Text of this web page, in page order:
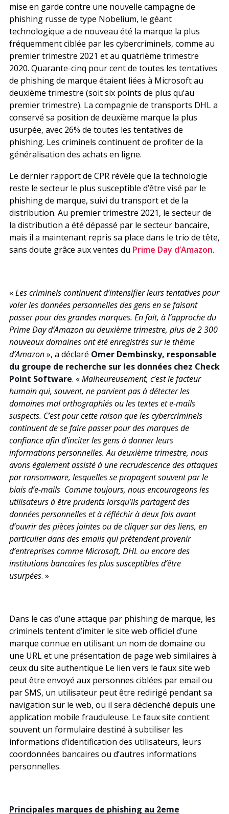
mise en garde contre une nouvelle campagne de
phishing russe de type Nobelium, le géant
technologique a de nouveau été la marque la plus
fréquemment ciblée par les cybercriminels, comme au
premier trimestre 2021 et au quatrième trimestre
2020. Quarante-cinq pour cent de toutes les tentatives
de phishing de marque étaient liées à Microsoft au
deuxième trimestre (soit six points de plus qu’au
premier trimestre). La compagnie de transports DHL a
conservé sa position de deuxième marque la plus
usurpée, avec 26% de toutes les tentatives de
phishing. Les criminels continuent de profiter de la
généralisation des achats en ligne.
Le dernier rapport de CPR révèle que la technologie
reste le secteur le plus susceptible d’être visé par le
phishing de marque, suivi du transport et de la
distribution. Au premier trimestre 2021, le secteur de
la distribution a été dépassé par le secteur bancaire,
mais il a maintenant repris sa place dans le trio de tête,
sans doute grâce aux ventes du Prime Day d’Amazon.
«Les criminels continuent d’intensifier leurs tentatives pour
voler les données personnelles des gens en se faisant
passer pour des grandes marques. En fait, à l’approche du
Prime Day d’Amazon au deuxième trimestre, plus de 2 300
nouveaux domaines ont été enregistrés sur le thème
d’Amazon», a déclaré Omer Dembinsky, responsable
du groupe de recherche sur les données chez Check
Point Software. «Malheureusement, c’est le facteur
humain qui, souvent, ne parvient pas à détecter les
domaines mal orthographiés ou les textes et e-mails
suspects. C’est pour cette raison que les cybercriminels
continuent de se faire passer pour des marques de
confiance afin d’inciter les gens à donner leurs
informations personnelles. Au deuxième trimestre, nous
avons également assisté à une recrudescence des attaques
par ransomware, lesquelles se propagent souvent par le
biais d’e-mails Comme toujours, nous encourageons les
utilisateurs à être prudents lorsqu’ils partagent des
données personnelles et à réfléchir à deux fois avant
d’ouvrir des pièces jointes ou de cliquer sur des liens, en
particulier dans des emails qui prétendent provenir
d’entreprises comme Microsoft, DHL ou encore des
institutions bancaires les plus susceptibles d’être
usurpées. »
Dans le cas d’une attaque par phishing de marque, les
criminels tentent d’imiter le site web officiel d’une
marque connue en utilisant un nom de domaine ou
une URL et une présentation de page web similaires à
ceux du site authentique Le lien vers le faux site web
peut être envoyé aux personnes ciblées par email ou
par SMS, un utilisateur peut être redirigé pendant sa
navigation sur le web, ou il sera déclenché depuis une
application mobile frauduleuse. Le faux site contient
souvent un formulaire destiné à subtiliser les
informations d’identification des utilisateurs, leurs
coordonnées bancaires ou d’autres informations
personnelles.
Principales marques de phishing au 2eme